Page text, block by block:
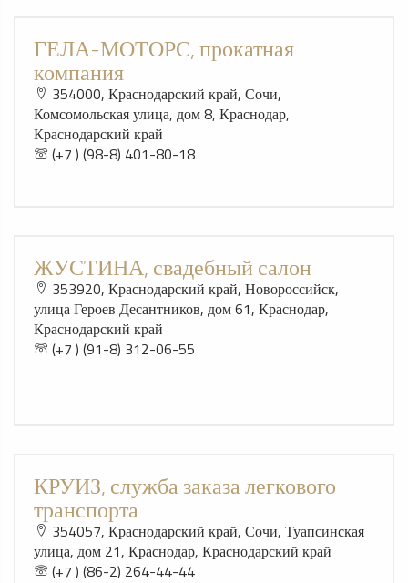
ГЕЛА-МОТОРС, прокатная
компания
354000, Краснодарский край, Сочи,
Комсомольская улица, дом 8, Краснодар,
Краснодарский край
(+7 ) (98-8) 401-80-18
ЖУСТИНА, свадебный салон
353920, Краснодарский край, Новороссийск,
улица Героев Десантников, дом 61, Краснодар,
Краснодарский край
(+7 ) (91-8) 312-06-55
КРУИЗ, служба заказа легкового
транспорта
354057, Краснодарский край, Сочи, Туапсинская
улица, дом 21, Краснодар, Краснодарский край
(+7 ) (86-2) 264-44-44